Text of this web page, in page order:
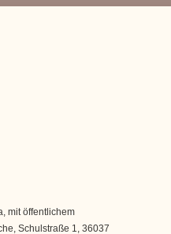
mit öffentlichem
Schulstraße 1, 36037